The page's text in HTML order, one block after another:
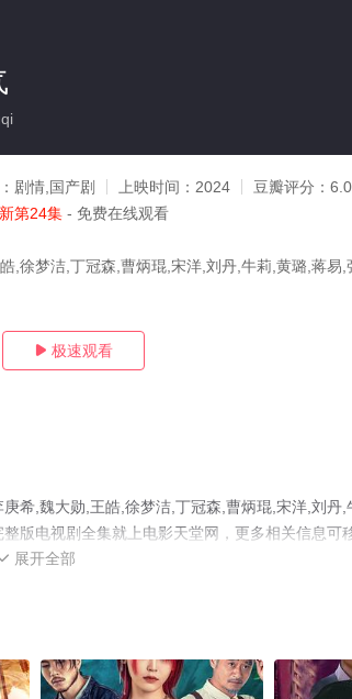
剧情,国产剧 上映时间： 2024 豆瓣评分： 6.0
第24集 - 免费在线观看
,徐梦洁,丁冠森,曹炳琨,宋洋,刘丹,牛莉,黄璐,蒋易,
 极速观看
希,魏大勋,王皓,徐梦洁,丁冠森,曹炳琨,宋洋,刘丹
版电视剧全集就上电影天堂网，更多相关信息可
展开全部